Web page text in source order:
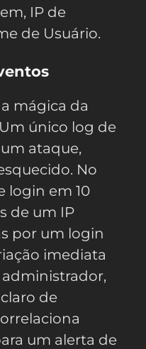
IP de
de Usuário.
mágica da
único log de
ataque,
No
login em 10
de um IP
por um login
imediata
de
um alerta de